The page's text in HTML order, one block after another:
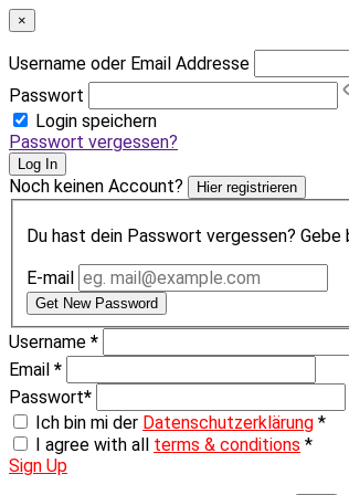
×
Username oder Email Addresse
Passwort
Login speichern
Passwort vergessen?
Log In
Noch keinen Account? Hier registrieren
Du hast dein Passwort vergessen?
E-mail
Get New Password
Username *
Email *
Passwort*
Ich bin mi der Datenschutzerklärung *
I agree with all terms & conditions *
Sign Up